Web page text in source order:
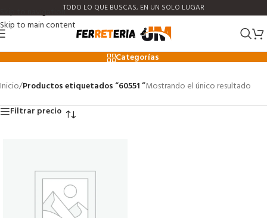
Skip to navigation
Skip to main content
TODO LO QUE BUSCAS, EN UN SOLO LUGAR
60551
Categorías
Inicio/Productos etiquetados “60551 ”Mostrando el único resultado
Filtrar precio